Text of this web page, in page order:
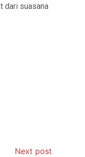
dari suasana
Next post